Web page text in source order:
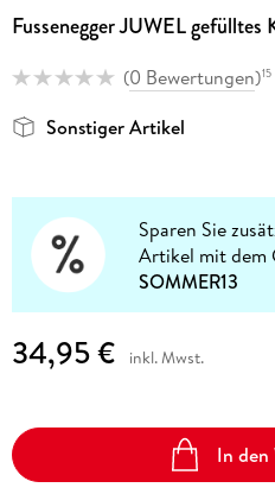
Fussenegger JUWEL gefülltes
(0 Bewertungen)15
Sonstiger Artikel
Sparen Sie
Artikel mit dem
SOMMER13
34,95 € inkl. Mwst.
In den